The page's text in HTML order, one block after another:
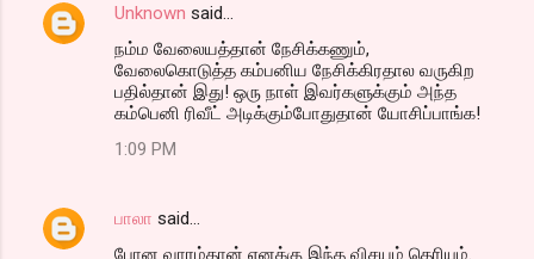
Unknown said…
நம்ம வேலையத்தான் நேசிக்கணும்,
வேலைகொடுத்த கம்பனிய நேசிக்கிரதால வருகிற
பதில்தான் இது! ஒரு நாள் இவர்களுக்கும் அந்த
கம்பெனி ரிவீட் அடிக்கும்போதுதான் யோசிப்பாங்க!
1:09 PM
பாலா said…
போன வாரம்தான் எனக்கு இந்த விசயம் தெரியும்.